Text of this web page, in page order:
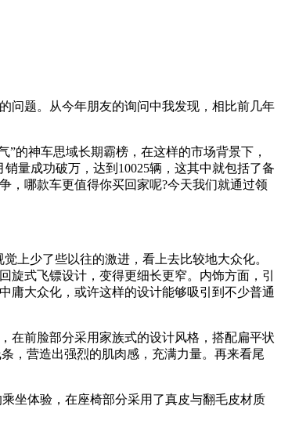
问题。从今年朋友的询问中我发现，相比前几年
的神车思域长期霸榜，在这样的市场背景下，
量成功破万，达到10025辆，这其中就包括了备
，哪款车更值得你买回家呢?今天我们就通过领
上少了些以往的激进，看上去比较地大众化。
式飞镖设计，变得更细长更窄。内饰方面，引
庸大众化，或许这样的设计能够吸引到不少普通
在前脸部分采用家族式的设计风格，搭配扁平状
，营造出强烈的肌肉感，充满力量。再来看尾
坐体验，在座椅部分采用了真皮与翻毛皮材质